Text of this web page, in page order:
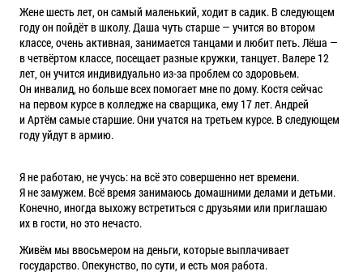
Жене шесть лет, он самый маленький, ходит в садик. В следующем
году он пойдёт в школу. Даша чуть старше — учится во втором
классе, очень активная, занимается танцами и любит петь. Лёша —
в четвёртом классе, посещает разные кружки, танцует. Валере 12
лет, он учится индивидуально из-за проблем со здоровьем.
Он инвалид, но больше всех помогает мне по дому. Костя сейчас
на первом курсе в колледже на сварщика, ему 17 лет. Андрей
и Артём самые старшие. Они учатся на третьем курсе. В следующем
году уйдут в армию.
Я не работаю, не учусь: на всё это совершенно нет времени.
Я не замужем. Всё время занимаюсь домашними делами и детьми.
Конечно, иногда выхожу встретиться с друзьями или приглашаю
их в гости, но это нечасто.
Живём мы ввосьмером на деньги, которые выплачивает
государство. Опекунство, по сути, и есть моя работа.